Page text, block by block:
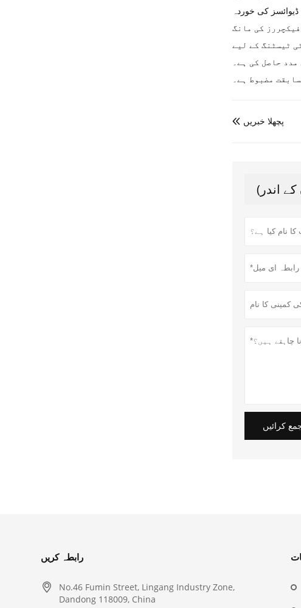
کی خوردہ
مینوفیکچررز کی مانگ
ٹیسٹنگ کے لیے
حاصل کی ہے۔
مضبوط ہے۔
 پچھلا خبریں
کرائیں
رابطہ کریں

No.46 Fumin Street, Lingang Industry Zone,
Dandong 118009, China